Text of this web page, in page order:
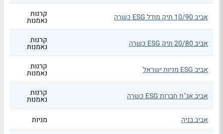
אביב 10/90 תיק מודל ESG כשרה קרנות
נאמנות
אביב 20/80 תיק ESG כשרה קרנות
נאמנות
אביב ESG מניות ישראל קרנות
נאמנות
אביב אג"ח חברות ESG כשרה קרנות
נאמנות
אביב בניה
מניות